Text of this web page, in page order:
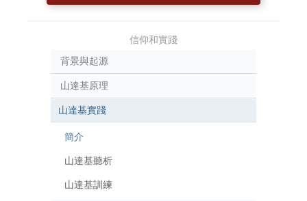
信仰和實踐
背景與起源
山達基原理
山達基實踐
簡介
山達基聽析
山達基訓練